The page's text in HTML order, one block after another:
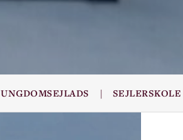
UNGDOMSEJLADS | SEJLERSKOLE